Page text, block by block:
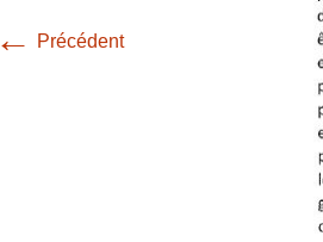
← Précédent